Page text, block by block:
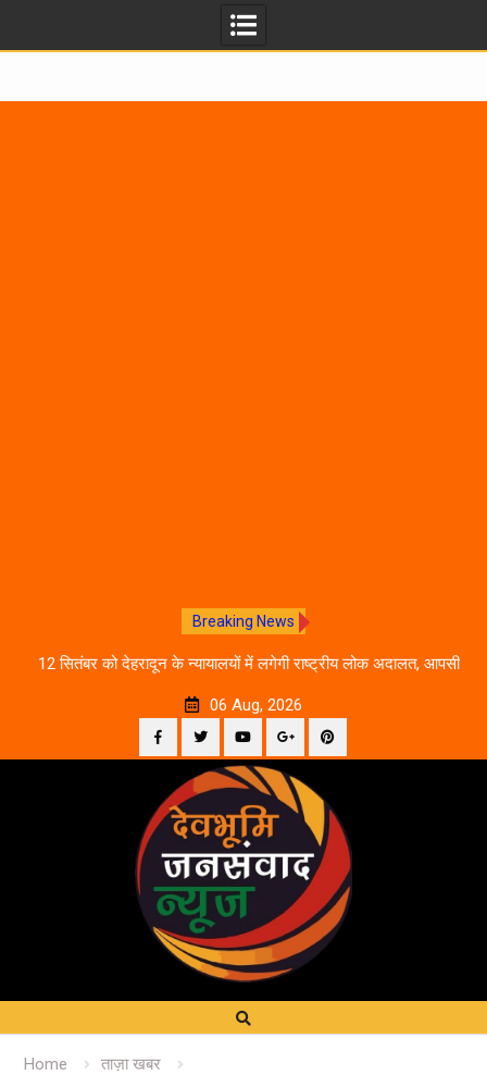
Breaking News
12 सितंबर को देहरादून के न्यायालयों में लगेगी राष्ट्रीय लोक अदालत, आपसी
06 Aug, 2026
Facebook
TwitterYouTubePlus
Google
Home
ताज़ा खबर